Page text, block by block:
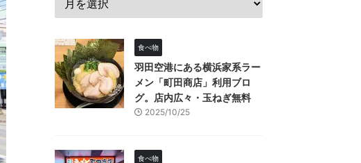
食べ物
羽田空港にある横浜家系ラー
メン「町田商店」利用ブロ
グ。店内広々・玉ねぎ無料
2025/10/25
食べ物